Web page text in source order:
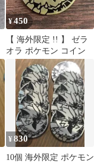
¥450
【 海外限定 !! 】 ゼラ
オラ ポケモン コイン
¥830
10個 海外限定 ポケモン